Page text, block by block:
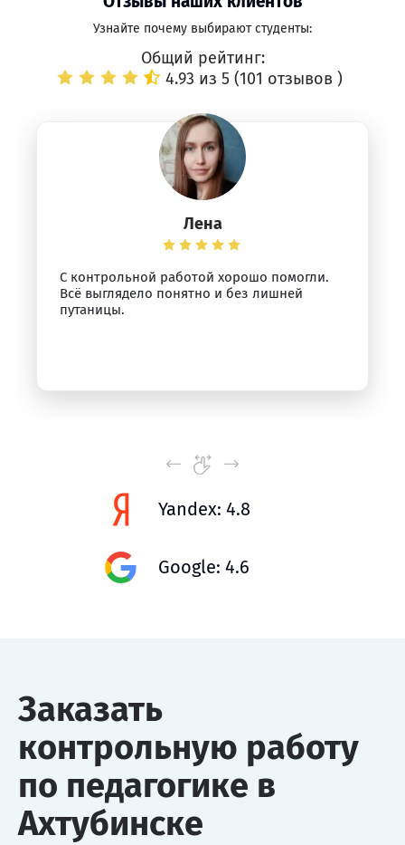
Узнайте почему выбирают студенты:
Общий рейтинг:
4.93 из 5 (101 отзывов )
Лена
С контрольной работой хорошо помогли.
Всё выглядело понятно и без лишней
путаницы.
Yandex: 4.8
Google: 4.6
Заказать
контрольную работу
по педагогике в
Ахтубинске